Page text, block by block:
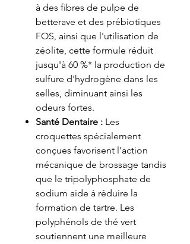
à des fibres de pulpe de
betterave et des prébiotiques
FOS, ainsi que l'utilisation de
zéolite, cette formule réduit
jusqu'à 60 %* la production de
sulfure d'hydrogène dans les
selles, diminuant ainsi les
odeurs fortes.
Santé Dentaire : Les
croquettes spécialement
conçues favorisent l'action
mécanique de brossage tandis
que le tripolyphosphate de
sodium aide à réduire la
formation de tartre. Les
polyphénols de thé vert
soutiennent une meilleure